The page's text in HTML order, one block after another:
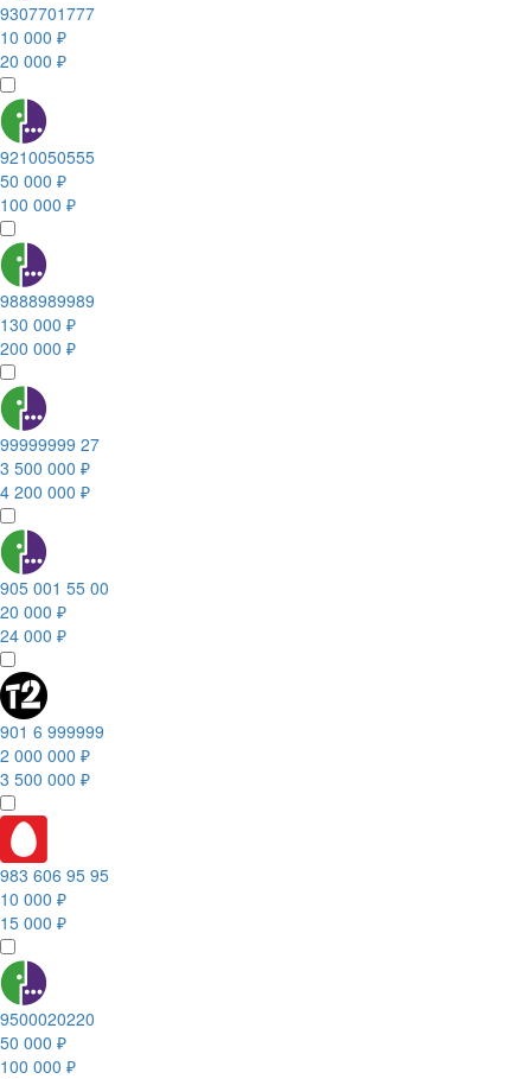
9307701777
10 000 ₽
20 000 ₽
9210050555
50 000 ₽
100 000 ₽
9888989989
130 000 ₽
200 000 ₽
99999999 27
3 500 000 ₽
4 200 000 ₽
905 001 55 00
20 000 ₽
24 000 ₽
901 6 999999
2 000 000 ₽
3 500 000 ₽
983 606 95 95
10 000 ₽
15 000 ₽
9500020220
50 000 ₽
100 000 ₽